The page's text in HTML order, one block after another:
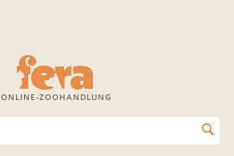
ONLINE-ZOOHANDLUNG